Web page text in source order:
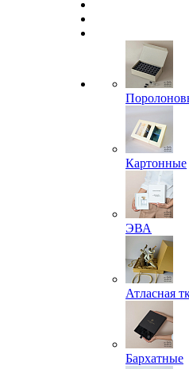
Картонные
ЭВА
Атласная
Бархатные